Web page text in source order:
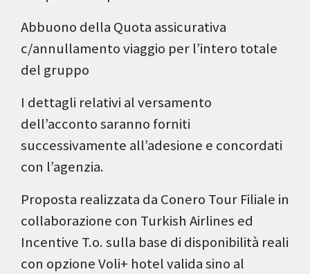
Abbuono della Quota assicurativa
c/annullamento viaggio per l’intero totale
del gruppo
I dettagli relativi al versamento
dell’acconto saranno forniti
successivamente all’adesione e concordati
con l’agenzia.
Proposta realizzata da Conero Tour Filiale in
collaborazione con Turkish Airlines ed
Incentive T.o. sulla base di disponibilità reali
con opzione Voli+ hotel valida sino al